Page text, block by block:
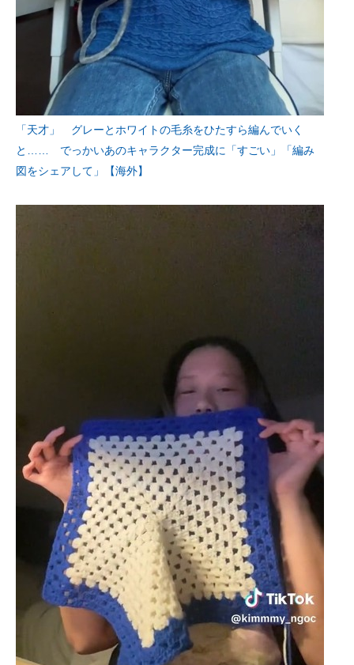
「天才」 グレーとホワイトの毛糸をひたすら編んでいく
と…… でっかいあのキャラクター完成に「すごい」「編み
図をシェアして」【海外】